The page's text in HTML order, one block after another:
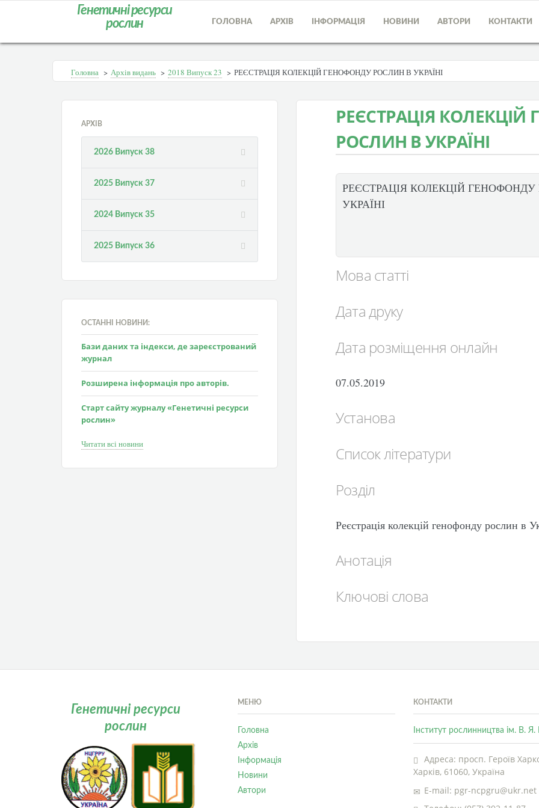
Генетичні ресурси
рослин
ГОЛОВНА АРХІВ ІНФОРМАЦІЯ НОВИНИ АВТОРИ КОНТАКТИ
Головна > Архів видань > 2018 Випуск 23 > РЕЄСТРАЦІЯ КОЛЕКЦІЙ ГЕНОФОНДУ РОСЛИН В УКРАЇНІ
АРХІВ
2026 Випуск 38
2025 Випуск 37
2024 Випуск 35
2025 Випуск 36
ОСТАННІ НОВИНИ:
Бази даних та індекси, де зареєстрований
журнал
Розширена інформація про авторів.
Старт сайту журналу «Генетичні ресурси
рослин»
Читати всі новини
РЕЄСТРАЦІЯ
РОСЛИН В УКРАЇНІ
РЕЄСТРАЦІЯ КОЛЕКЦІЙ
УКРАЇНІ
Мова статті
Дата друку
Дата розміщення онлайн
07.05.2019
Установа
Список літератури
Розділ
Реєстрація колекцій генофонду рослин в
Анотація
Ключові слова
Генетичні ресурси
рослин
МЕНЮ
Головна
Архів
Інформація
Новини
Автори
КОНТАКТИ
Інститут рослинництва ім. В.
Адреса: просп. Героїв
Харків, 61060, Україна
E-mail: pgr-ncpgru@ukr.net